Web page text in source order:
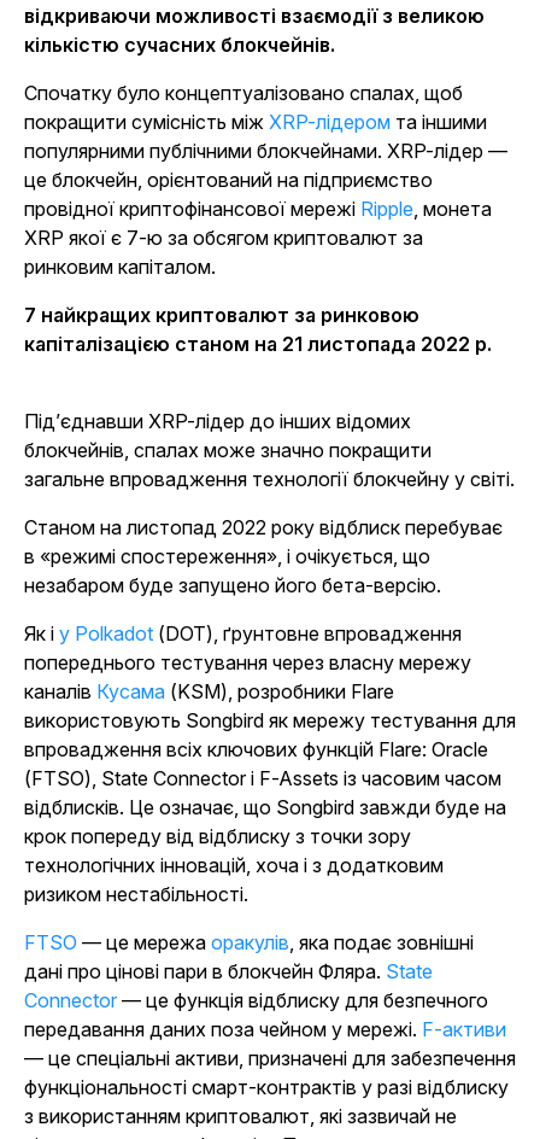
відкриваючи можливості взаємодії з великою
кількістю сучасних блокчейнів.
Спочатку було концептуалізовано спалах, щоб
покращити сумісність між XRP-лідером та іншими
популярними публічними блокчейнами. XRP-лідер —
це блокчейн, орієнтований на підприємство
провідної криптофінансової мережі Ripple, монета
XRP якої є 7-ю за обсягом криптовалют за
ринковим капіталом.
7 найкращих криптовалют за ринковою
капіталізацією станом на 21 листопада 2022 р.
Під’єднавши XRP-лідер до інших відомих
блокчейнів, спалах може значно покращити
загальне впровадження технології блокчейну у світі.
Станом на листопад 2022 року відблиск перебуває
в «режимі спостереження», і очікується, що
незабаром буде запущено його бета-версію.
Як і у Polkadot (DOT), ґрунтовне впровадження
попереднього тестування через власну мережу
каналів Кусама (KSM), розробники Flare
використовують Songbird як мережу тестування для
впровадження всіх ключових функцій Flare: Oracle
(FTSO), State Connector і F-Assets із часовим часом
відблисків. Це означає, що Songbird завжди буде на
крок попереду від відблиску з точки зору
технологічних інновацій, хоча і з додатковим
ризиком нестабільності.
FTSO — це мережа оракулів, яка подає зовнішні
дані про цінові пари в блокчейн Фляра. State
Connector — це функція відблиску для безпечного
передавання даних поза чейном у мережі. F-активи
— це спеціальні активи, призначені для забезпечення
функціональності смарт-контрактів у разі відблиску
з використанням криптовалют, які зазвичай не